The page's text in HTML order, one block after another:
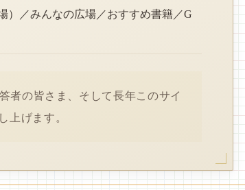
）／みんなの広場／おすすめ書籍／G
者の皆さま、そして長年このサイ
上げます。